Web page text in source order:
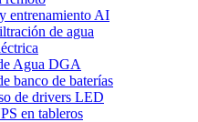
entrenamiento AI
de agua
Agua DGA
banco de baterías
de drivers LED
en tableros